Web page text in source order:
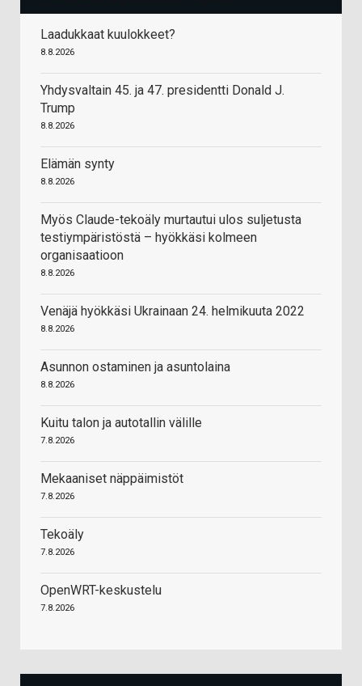
Laadukkaat kuulokkeet?
8.8.2026
Yhdysvaltain 45. ja 47. presidentti Donald J.
Trump
8.8.2026
Elämän synty
8.8.2026
Myös Claude-tekoäly murtautui ulos suljetusta
testiympäristöstä – hyökkäsi kolmeen
organisaatioon
8.8.2026
Venäjä hyökkäsi Ukrainaan 24. helmikuuta 2022
8.8.2026
Asunnon ostaminen ja asuntolaina
8.8.2026
Kuitu talon ja autotallin välille
7.8.2026
Mekaaniset näppäimistöt
7.8.2026
Tekoäly
7.8.2026
OpenWRT-keskustelu
7.8.2026